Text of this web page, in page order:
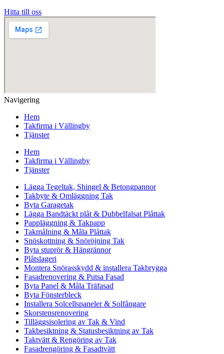
Hitta till oss
Navigering
Hem
Takfirma i Vällingby
Tjänster
Hem
Takfirma i Vällingby
Tjänster
Lägga Tegeltak, Shingel & Betongpannor
Takbyte & Omläggning Tak
Byta Garagetak
Lägga Bandtäckt plåt & Dubbelfalsat Plåttak
Pappläggning & Takpapp
Takmålning & Måla Plåttak
Snöskottning & Snöröjning Tak
Byta stuprör & Hängrännor
Plåtslageri
Montera Snörasskydd & installera Takbrygga
Fasadrenovering & Putsa Fasad
Byta Panel & Måla Träfasad
Byta Fönsterbleck
Installera Solcellspaneler & Solfångare
Skorstensrenovering
Tilläggsisolering av Tak & Vind
Takbesiktning & Statusbesiktning av Tak
Taktvätt & Rengöring av Tak
Fasadrengöring & Fasadtvätt